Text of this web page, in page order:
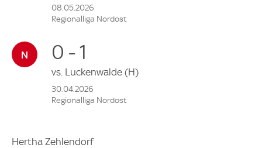
08.05.2026
Regionalliga Nordost
0 - 1
vs. Luckenwalde (H)
30.04.2026
Regionalliga Nordost
Hertha Zehlendorf